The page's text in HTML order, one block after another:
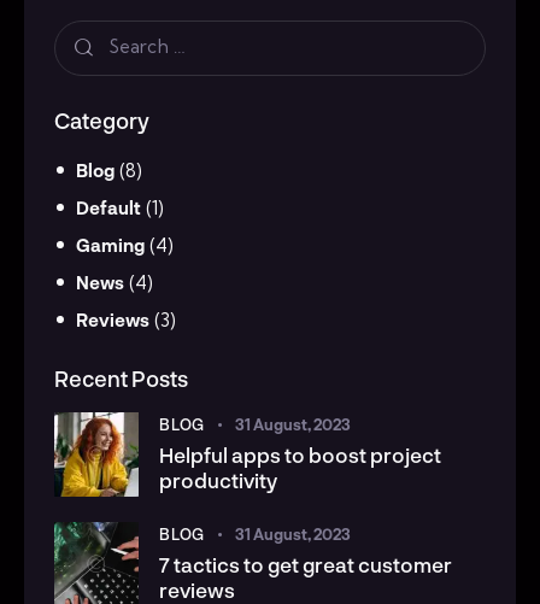
Category
Blog (8)
Default (1)
Gaming (4)
News (4)
Reviews (3)
Recent Posts
BLOG 31 August, 2023
Helpful apps to boost project
productivity
BLOG 31 August, 2023
7 tactics to get great customer
reviews